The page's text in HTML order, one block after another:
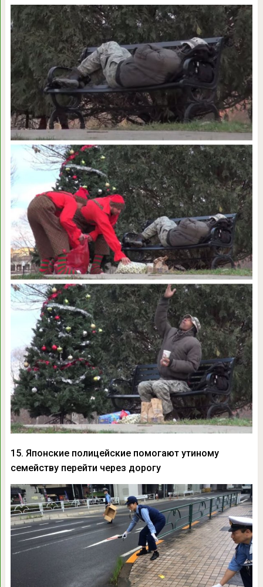
15. Японские полицейские помогают утиному
семейству перейти через дорогу